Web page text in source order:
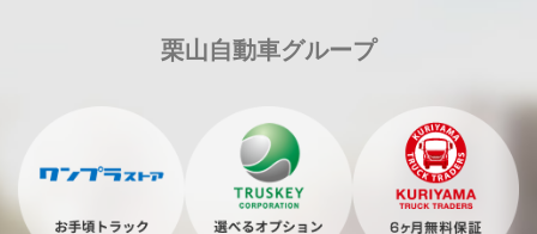
栗山自動車グループ